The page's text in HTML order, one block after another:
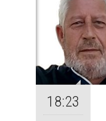
18:23